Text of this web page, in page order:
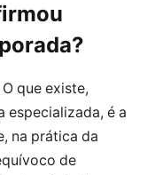
que existe,
especializada, é a
na prática da
de